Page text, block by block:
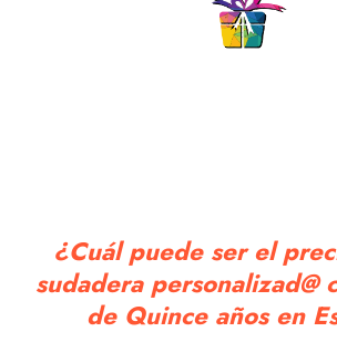
¿Cuál puede ser el
sudadera personalizad@
de Quince años en